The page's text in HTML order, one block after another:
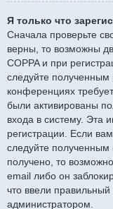
Я только что
Сначала проверьте
верны, то возможны
COPPA и при
следуйте полученным
конференциях
были активированы
входа в систему. Эта
регистрации. Если
следуйте
получено, то
email либо он
что ввели
администратором.